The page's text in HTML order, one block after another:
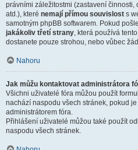
právními záležitostmi (zastavení
atd.), které nemají přímou souvislost s
samotným phpBB softwarem. Pokud
jakákoliv třetí strany, která používá
dostanete pouze strohou, nebo vůbec
Nahoru
Jak můžu kontaktovat administrátora
Všichni uživatelé fóra můžou použít
nachází naspodu všech stránek, pokud
administrátorem fóra.
Přihlášení uživatelé můžou také použít
naspodu všech stránek.